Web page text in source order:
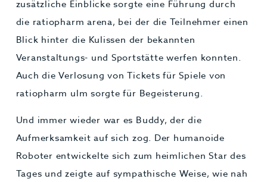
zusätzliche Einblicke sorgte eine Führung durch
die ratiopharm arena, bei der die Teilnehmer einen
Blick hinter die Kulissen der bekannten
Veranstaltungs- und Sportstätte werfen konnten.
Auch die Verlosung von Tickets für Spiele von
ratiopharm ulm sorgte für Begeisterung.
Und immer wieder war es Buddy, der die
Aufmerksamkeit auf sich zog. Der humanoide
Roboter entwickelte sich zum heimlichen Star des
Tages und zeigte auf sympathische Weise, wie nah